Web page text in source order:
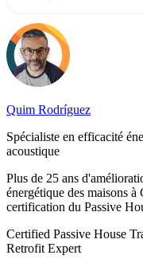
Quim Rodríguez
Spécialiste en efficacité
acoustique
Plus de 25 ans
énergétique des maisons
certification du Passive
Certified Passive House
Retrofit Expert